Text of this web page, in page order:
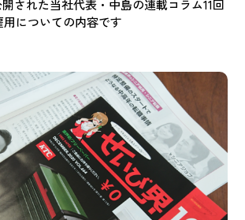
された当社代表・中島の連載コラム11回
用についての内容です